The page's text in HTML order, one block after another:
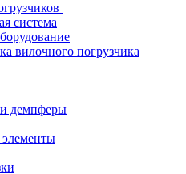
система
вилочного погрузчика
демпферы